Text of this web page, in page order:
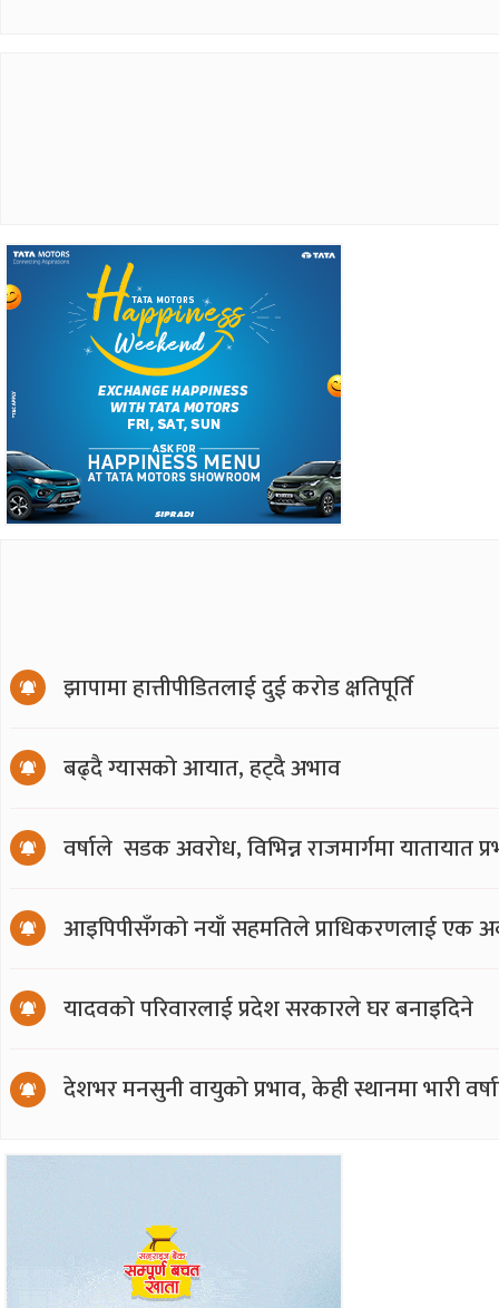
झापामा हात्तीपीडितलाई दुई करोड क्षतिपूर्ति
बढ्दै ग्यासको आयात, हट्दै अभाव
वर्षाले सडक अवरोध, विभिन्न राजमार्गमा यातायात
आइपिपीसँगको नयाँ सहमतिले प्राधिकरणलाई एक
यादवको परिवारलाई प्रदेश सरकारले घर बनाइदिने
देशभर मनसुनी वायुको प्रभाव, केही स्थानमा भारी